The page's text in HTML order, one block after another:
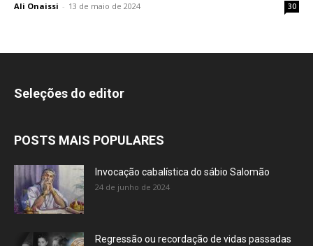
Ali Onaissi - 13 de maio de 2024 30
Seleções do editor
POSTS MAIS POPULARES
Invocação cabalística do sábio Salomão
24 de junho de 2024
Regressão ou recordação de vidas passadas